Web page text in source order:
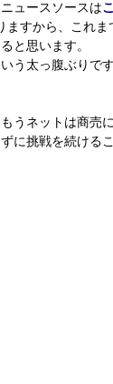
ュースソースは
ますから、これま
と思います。
いう太っ腹ぶりで
ネットは商売
挑戦を続ける